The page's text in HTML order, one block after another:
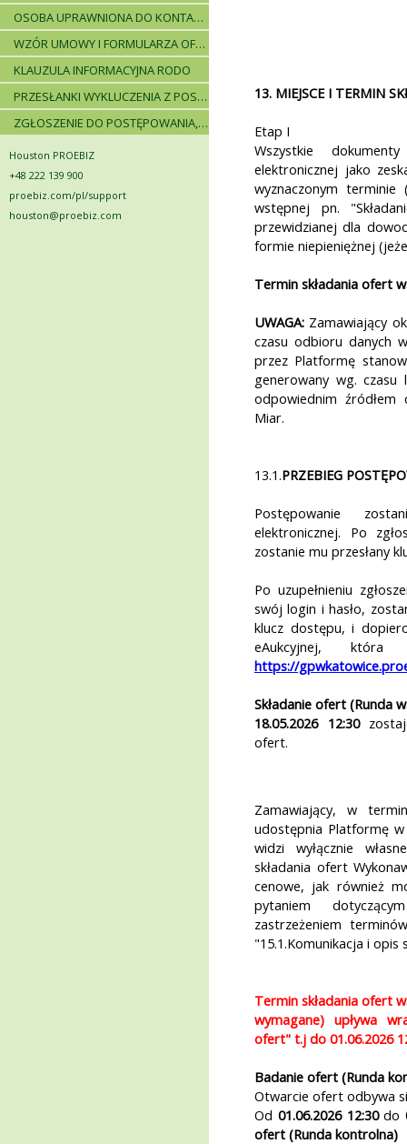
OSOBA UPRAWNIONA DO KONTAKTÓW
WZÓR UMOWY I FORMULARZA OFERTOWEGO
KLAUZULA INFORMACYJNA RODO
PRZESŁANKI WYKLUCZENIA Z POSTĘPOWANIA
ZGŁOSZENIE DO POSTĘPOWANIA, ZASADY I INSTRUKCJE
Houston PROEBIZ
+48 222 139 900
proebiz.com/pl/support
houston@proebiz.com
13. MIEJSCE I TERMIN
Etap I
Wszystkie
elektronicznej jako
wyznaczonym
wstępnej pn.
przewidzianej dla
formie niepieniężnej
Termin składania ofert
UWAGA: Zamawiający
czasu odbioru danych
przez Platformę
generowany wg. czasu
odpowiednim źródłem
Miar.
13.1.PRZEBIEG
Postępowanie
elektronicznej. Po
zostanie mu przesłany
Po uzupełnieniu
swój login i hasło,
klucz dostępu, i
eAukcyjnej,
https://
Składanie ofert (Runda
18.05.2026 12:30
ofert.
Zamawiający, w
udostępnia Platformę w
widzi wyłącznie
składania ofert
cenowe, jak również
pytaniem
zastrzeżeniem
"15.1.Komunikacja i opis
Termin składania ofert
wymagane) upływa
ofert" t.j do 01.06.2026
Badanie ofert (Runda
Otwarcie ofert odbywa
Od 01.06.2026 12:30do
ofert (Runda kontrolna)